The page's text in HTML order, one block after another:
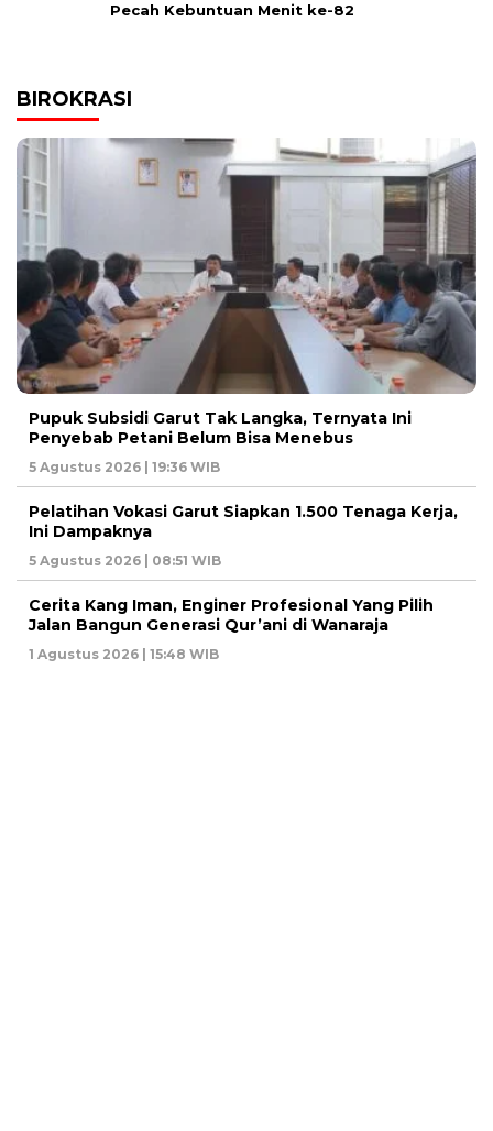
Pecah Kebuntuan Menit ke-82
BIROKRASI
Pupuk Subsidi Garut Tak Langka, Ternyata Ini
Penyebab Petani Belum Bisa Menebus
5 Agustus 2026 | 19:36 WIB
Pelatihan Vokasi Garut Siapkan 1.500 Tenaga Kerja,
Ini Dampaknya
5 Agustus 2026 | 08:51 WIB
Cerita Kang Iman, Enginer Profesional Yang Pilih
Jalan Bangun Generasi Qur’ani di Wanaraja
1 Agustus 2026 | 15:48 WIB